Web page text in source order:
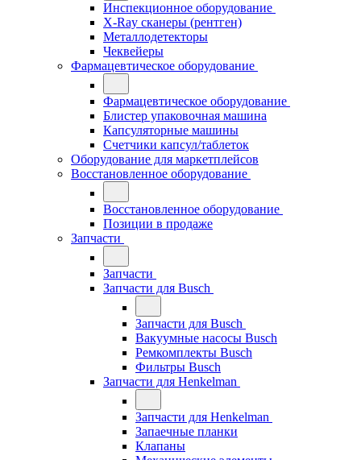
Инспекционное оборудование
X-Ray сканеры (рентген)
Металлодетекторы
Чеквейеры
Фармацевтическое оборудование
Фармацевтическое оборудование
Блистер упаковочная машина
Капсуляторные машины
Счетчики капсул/таблеток
Оборудование для маркетплейсов
Восстановленное оборудование
Восстановленное оборудование
Позиции в продаже
Запчасти
Запчасти
Запчасти для Busch
Запчасти для Busch
Вакуумные насосы Busch
Ремкомплекты Busch
Фильтры Busch
Запчасти для Henkelman
Запчасти для Henkelman
Запаечные планки
Клапаны